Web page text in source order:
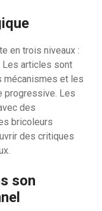
en trois niveaux :
Les articles sont
mécanismes et les
progressive. Les
des
bricoleurs
des critiques
son